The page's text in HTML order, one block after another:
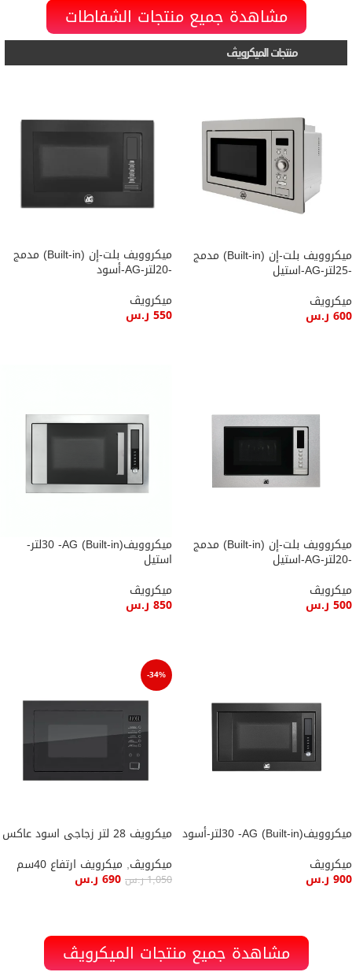
مشاهدة جميع منتجات الشفاطات
منتجات الميكرويڤ
ميكروويف بلت-إن (Built-in) مدمج
-25لتر-AG-استيل
ميكرويڤ
600 ر.س
ميكروويف بلت-إن (Built-in) مدمج
-20لتر-AG-أسود
ميكرويڤ
550 ر.س
ميكروويف بلت-إن (Built-in) مدمج
-20لتر-AG-استيل
ميكرويڤ
500 ر.س
ميكروويف(Built-in) 30 -AGلتر-
استيل
ميكرويڤ
850 ر.س
ميكروويف(Built-in) 30 -AGلتر-أسود
ميكرويڤ
900 ر.س
-34%
ميكرويف 28 لتر زجاجى اسود عاكس
ميكرويڤ, ميكرويف ارتفاع 40سم
1,050ر.س 690 ر.س
مشاهدة جميع منتجات الميكرويڤ